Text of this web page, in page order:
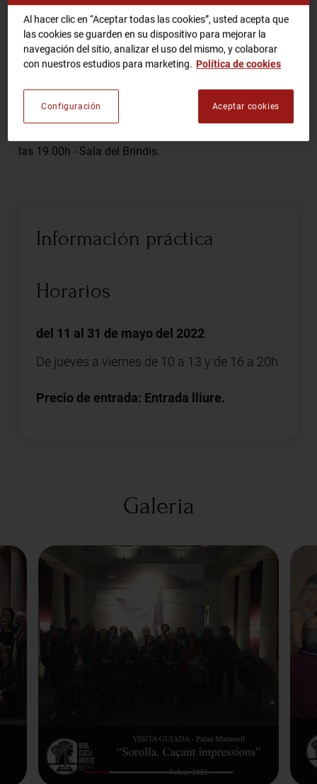
RCA TV
RCA TEATRO
Gastronomic Experience 360º
Exposició Fotogràfica Cultures Africanes: Sud Angola i
Nord Angola
Comparte
las 19.00h - Sala del Brindis.
Información práctica
Horarios
del 11 al 31 de mayo del 2022
De jueves a viernes de 10 a 13 y de 16 a 20h
Precio de entrada: Entrada lliure.
Galeria
Al hacer clic en “Aceptar todas las cookies”, usted acepta que
las cookies se guarden en su dispositivo para mejorar la
navegación del sitio, analizar el uso del mismo, y colaborar
con nuestros estudios para marketing. Política de cookies
Aceptar cookies
Configuración